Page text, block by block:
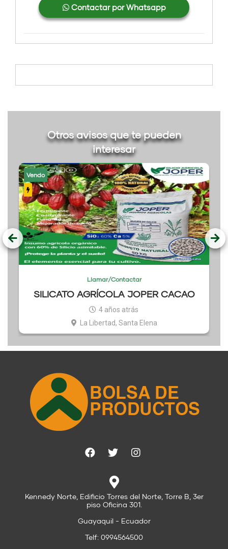
Contactar por Whatsapp
Otros avisos que te pueden
interesar
Vendo
Llamar/Contactar
SILICATO AGRÍCOLA JOPER CACAO
4 años atrás
La Libertad, Santa Elena
Kennedy Norte, Edificio Torres del Norte, Torre B, 3er
piso Oficina 301.
Guayaquil - Ecuador
Telf: 0994564500